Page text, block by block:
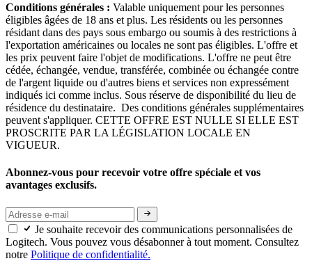
Conditions générales : Valable uniquement pour les personnes
éligibles âgées de 18 ans et plus. Les résidents ou les personnes
résidant dans des pays sous embargo ou soumis à des restrictions à
l'exportation américaines ou locales ne sont pas éligibles. L'offre et
les prix peuvent faire l'objet de modifications. L'offre ne peut être
cédée, échangée, vendue, transférée, combinée ou échangée contre
de l'argent liquide ou d'autres biens et services non expressément
indiqués ici comme inclus. Sous réserve de disponibilité du lieu de
résidence du destinataire. Des conditions générales supplémentaires
peuvent s'appliquer. CETTE OFFRE EST NULLE SI ELLE EST
PROSCRITE PAR LA LÉGISLATION LOCALE EN
VIGUEUR.
Abonnez-vous pour recevoir votre offre spéciale et vos
avantages exclusifs.
Je souhaite recevoir des communications personnalisées de
Logitech. Vous pouvez vous désabonner à tout moment. Consultez
notre Politique de confidentialité.